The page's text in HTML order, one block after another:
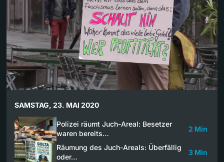
SAMSTAG, 23. MAI 2020
Polizei räumt Juch-Areal: Besetzer
waren bereits…
2 Min
Räumung des Juch-Areals: Überfällig
oder…
3 Min